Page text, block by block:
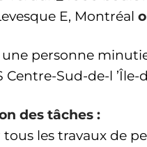
E, Montréal
une personne
Centre-Sud-de-l
des tâches :
tous les travaux de